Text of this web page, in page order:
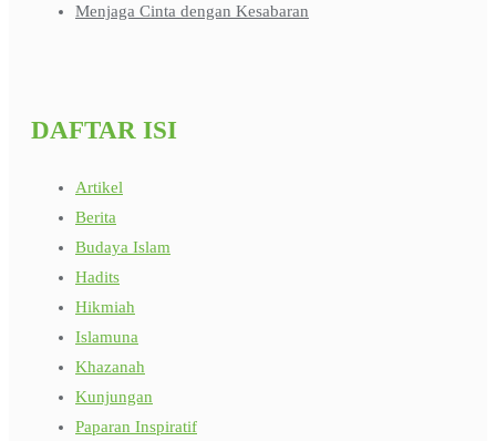
Menjaga Cinta dengan Kesabaran
DAFTAR ISI
Artikel
Berita
Budaya Islam
Hadits
Hikmiah
Islamuna
Khazanah
Kunjungan
Paparan Inspiratif